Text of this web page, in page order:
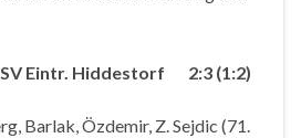
SV Eintr. Hiddestorf 2:3 (1:2)
Barlak, Özdemir, Z. Sejdic (71.